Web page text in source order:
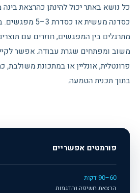
כל נושא באתר יכול להינתן כהרצאת
כסדנה מעשית או
מתרגלים בין המפגשים, חוזרים עם
משוב ומפתחים שגרת עבודה. אפשר
בתוך תכנית הטמעה.
פורמטים אפשריים
60–90 דקות
הרצאת חשיפה והדגמות